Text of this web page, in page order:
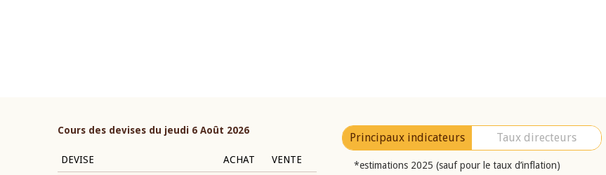
Cours des devises du jeudi 6 Août 2026
DEVISE ACHAT VENTE
Principaux indicateurs Taux directeurs
*estimations 2025 (sauf pour le taux d’inflation)